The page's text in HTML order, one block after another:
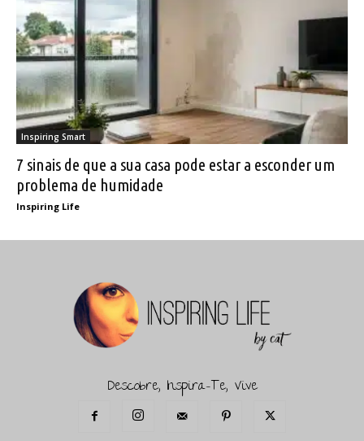
Inspiring Smart
7 sinais de que a sua casa pode estar a esconder um
problema de humidade
Inspiring Life
Descobre, Inspira-Te, Vive